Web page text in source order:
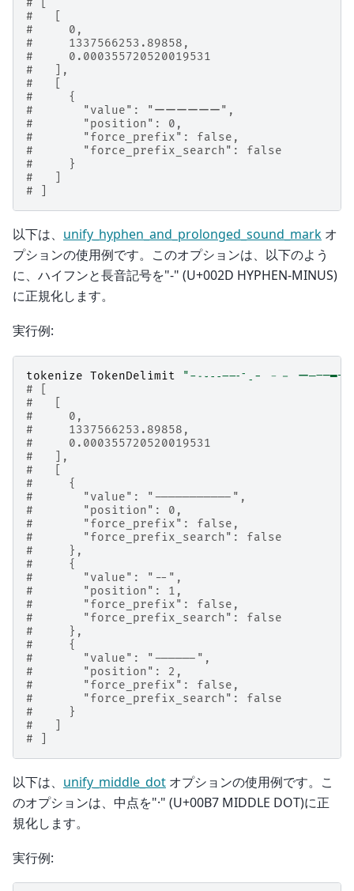
#   [
#     0,
#     1337566253.89858,
#     0.000355720520019531
#   ],
#   [
#     {
#       "value": "ーーーーーー",
#       "position": 0,
#       "force_prefix": false,
#       "force_prefix_search": false
#     }
#   ]
# ]
以下は、 unify_hyphen_and_prolonged_sound_mark オ
プションの使用例です。このオプションは、以下のよう
に、ハイフンと長音記号を"-" (U+002D HYPHEN-MINUS)
に正規化します。
実行例:
tokenize TokenDelimit
"-˗֊‐‑‒–⁃⁻₋− ﹣－ ー—―─━ｰ"
# [
#   [
#     0,
#     1337566253.89858,
#     0.000355720520019531
#   ],
#   [
#     {
#       "value": "-----------",
#       "position": 0,
#       "force_prefix": false,
#       "force_prefix_search": false
#     },
#     {
#       "value": "--",
#       "position": 1,
#       "force_prefix": false,
#       "force_prefix_search": false
#     },
#     {
#       "value": "------",
#       "position": 2,
#       "force_prefix": false,
#       "force_prefix_search": false
#     }
#   ]
# ]
以下は、 unify_middle_dot オプションの使用例です。こ
のオプションは、中点を"·" (U+00B7 MIDDLE DOT)に正
規化します。
実行例: